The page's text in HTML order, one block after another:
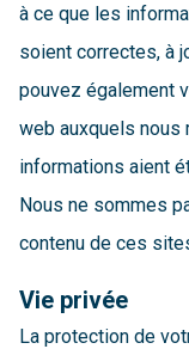
à ce que les
soient correctes, à
pouvez également
web auxquels nous
informations aient
Nous ne sommes
contenu de ces
Vie privée
La protection de